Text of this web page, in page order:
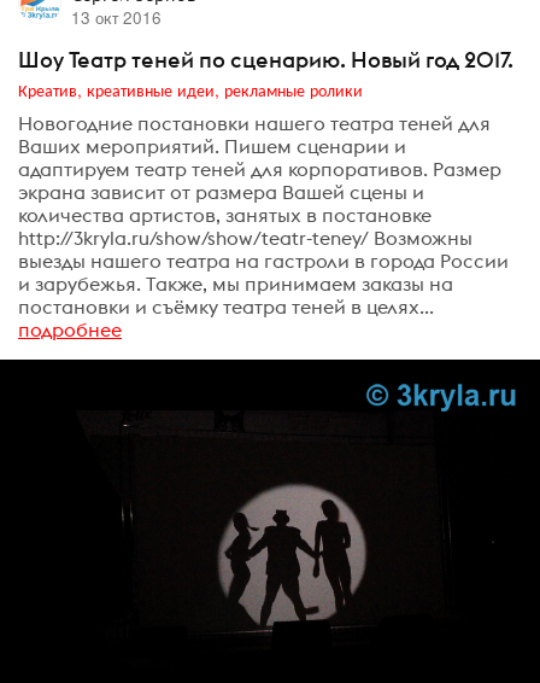
13 окт 2016
Шоу Театр теней по сценарию. Новый год 2017.
Креатив, креативные идеи, рекламные ролики
Новогодние постановки нашего театра теней для
Ваших мероприятий. Пишем сценарии и
адаптируем театр теней для корпоративов. Размер
экрана зависит от размера Вашей сцены и
количества артистов, занятых в постановке
http://3kryla.ru/show/show/teatr-teney/ Возможны
выезды нашего театра на гастроли в города России
и зарубежья. Также, мы принимаем заказы на
постановки и съёмку театра теней в целях...
подробнее